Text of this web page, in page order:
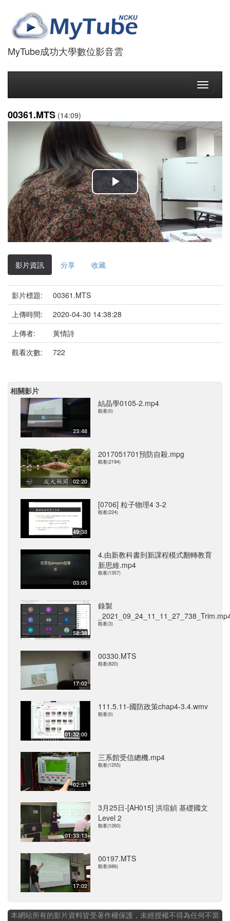
MyTube成功大學數位影音雲
Toggle
00361.MTS (14:09)
播
放
影
影片資訊 分享 收藏
影片標題:
00361.MTS
上傳時間:
2020-04-30 14:38:28
上傳者:
黃情詩
觀看次數:
722
相關影片
23:48
結晶學0105-2.mp4
觀看(0)
02:20
2017051701預防自殺.mpg
觀看(2194)
49:38
[0706] 粒子物理4 3-2
觀看(224)
03:05
4.由新教科書到新課程模式翻轉教育
新思維.mp4
觀看(1357)
58:38
錄製
觀看(3)
17:02
00330.MTS
觀看(820)
01:32:00
111.5.11-國防政策chap4-3.4.wmv
觀看(0)
02:51
三系館受信總機.mp4
觀看(1255)
01:33:13
3月25日-[AH015] 洪瑄鍞 基礎國文
Level 2
觀看(1260)
17:02
00197.MTS
觀看(686)
本網站所有的影片資料皆受著作權保護，未經授權不得為任何不當